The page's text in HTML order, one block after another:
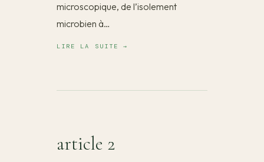
microscopique, de l’isolement
microbien à…
LIRE LA SUITE →
article 2